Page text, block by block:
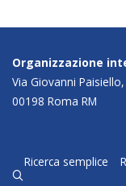
Organizzazione
Via Giovanni
00198 Roma RM
Ricerca semplice
q